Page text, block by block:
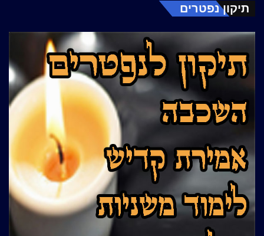
תיקון נפטרים